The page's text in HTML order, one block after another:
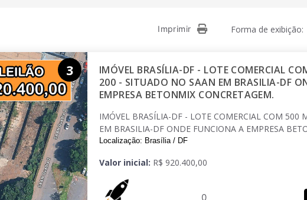
Imprimir Forma de exibição:
3
IMÓVEL BRASÍLIA-DF - LOTE COMERCIAL
200 - SITUADO NO SAAN EM BRASILIA-DF
EMPRESA BETONMIX CONCRETAGEM.
IMÓVEL BRASÍLIA-DF - LOTE COMERCIAL COM 500
EM BRASILIA-DF ONDE FUNCIONA A EMPRESA
Localização: Brasília / DF
Valor inicial: R$ 920.400,00
0